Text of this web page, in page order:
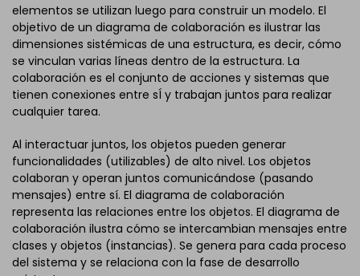
elementos se utilizan luego para construir un modelo. El
objetivo de un diagrama de colaboración es ilustrar las
dimensiones sistémicas de una estructura, es decir, cómo
se vinculan varias líneas dentro de la estructura. La
colaboración es el conjunto de acciones y sistemas que
tienen conexiones entre sÍ y trabajan juntos para realizar
cualquier tarea.
Al interactuar juntos, los objetos pueden generar
funcionalidades (utilizables) de alto nivel. Los objetos
colaboran y operan juntos comunicándose (pasando
mensajes) entre sí. El diagrama de colaboración
representa las relaciones entre los objetos. El diagrama de
colaboración ilustra cómo se intercambian mensajes entre
clases y objetos (instancias). Se genera para cada proceso
del sistema y se relaciona con la fase de desarrollo